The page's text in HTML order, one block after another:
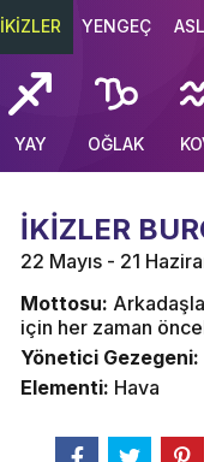
İKİZLER YENGEÇ
YAY OĞLAK
İKİZLER
22 Mayıs - 21
Mottosu:
için her zaman
Yönetici Gezegeni:
Elementi: Hava